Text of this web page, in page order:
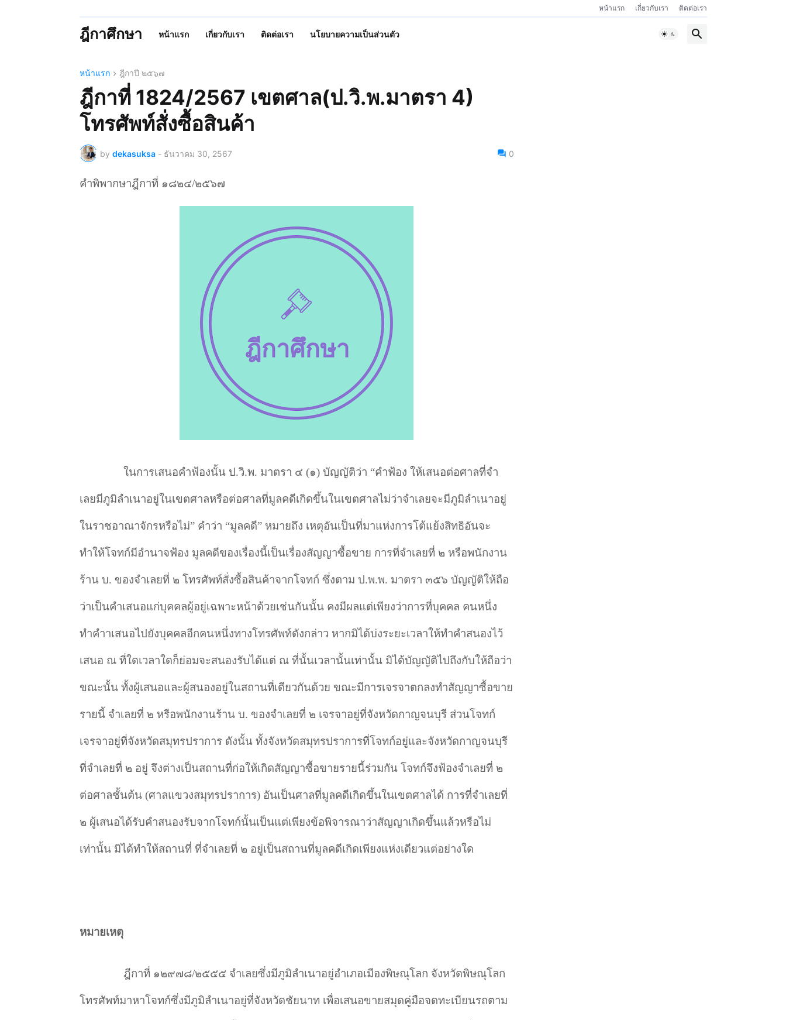
หน้าแรก เกี่ยวกับเรา ติดต่อเรา
ฎีกาศึกษา หน้าแรก เกี่ยวกับเรา ติดต่อเรา นโยบายความเป็นส่วนตัว
หน้าแรก ฎีกาปี ๒๕๖๗
ฎีกาที่ 1824/2567 เขตศาล(ป.วิ.พ.มาตรา 4)
โทรศัพท์สั่งซื้อสินค้า
by dekasuksa - ธันวาคม 30, 2567 0
คำพิพากษาฎีกาที่ ๑๘๒๔/๒๕๖๗
ในการเสนอคําฟ้องนั้น ป.วิ.พ. มาตรา ๔ (๑) บัญญัติว่า “คําฟ้อง ให้เสนอต่อศาลที่จํา
เลยมีภูมิลำเนาอยู่ในเขตศาลหรือต่อศาลที่มูลคดีเกิดขึ้นในเขตศาลไม่ว่าจําเลยจะมีภูมิลำเนาอยู่
ในราชอาณาจักรหรือไม่” คําว่า “มูลคดี” หมายถึง เหตุอันเป็นที่มาแห่งการโต้แย้งสิทธิอันจะ
ทำให้โจทก์มีอำนาจฟ้อง มูลคดีของเรื่องนี้เป็นเรื่องสัญญาซื้อขาย การที่จําเลยที่ ๒ หรือพนักงาน
ร้าน บ. ของจําเลยที่ ๒ โทรศัพท์สั่งซื้อสินค้าจากโจทก์ ซึ่งตาม ป.พ.พ. มาตรา ๓๕๖ บัญญัติให้ถือ
ว่าเป็นคําเสนอแก่บุคคลผู้อยู่เฉพาะหน้าด้วยเช่นกันนั้น คงมีผลแต่เพียงว่าการที่บุคคล คนหนึ่ง
ทำคําาเสนอไปยังบุคคลอีกคนหนึ่งทางโทรศัพท์ดังกล่าว หากมิได้บ่งระยะเวลาให้ทำคำสนองไว้
เสนอ ณ ที่ใดเวลาใดก็ย่อมจะสนองรับได้แต่ ณ ที่นั้นเวลานั้นเท่านั้น มิได้บัญญัติไปถึงกับให้ถือว่า
ขณะนั้น ทั้งผู้เสนอและผู้สนองอยู่ในสถานที่เดียวกันด้วย ขณะมีการเจรจาตกลงทำสัญญาซื้อขาย
รายนี้ จําเลยที่ ๒ หรือพนักงานร้าน บ. ของจําเลยที่ ๒ เจรจาอยู่ที่จังหวัดกาญจนบุรี ส่วนโจทก์
เจรจาอยู่ที่จังหวัดสมุทรปราการ ดังนั้น ทั้งจังหวัดสมุทรปราการที่โจทก์อยู่และจังหวัดกาญจนบุรี
ที่จําเลยที่ ๒ อยู่ จึงต่างเป็นสถานที่ก่อให้เกิดสัญญาซื้อขายรายนี้ร่วมกัน โจทก์จึงฟ้องจําเลยที่ ๒
ต่อศาลชั้นต้น (ศาลแขวงสมุทรปราการ) อันเป็นศาลที่มูลคดีเกิดขึ้นในเขตศาลได้ การที่จําเลยที่
๒ ผู้เสนอได้รับคําสนองรับจากโจทก์นั้นเป็นแต่เพียงข้อพิจารณาว่าสัญญาเกิดขึ้นแล้วหรือไม่
เท่านั้น มิได้ทำให้สถานที่ ที่จําเลยที่ ๒ อยู่เป็นสถานที่มูลคดีเกิดเพียงแห่งเดียวแต่อย่างใด
หมายเหตุ
ฎีกาที่ ๑๒๙๗๘/๒๕๕๕ จำเลยซึ่งมีภูมิลำเนาอยู่อำเภอเมืองพิษณุโลก จังหวัดพิษณุโลก
โทรศัพท์มาหาโจทก์ซึ่งมีภูมิลำเนาอยู่ที่จังหวัดชัยนาท เพื่อเสนอขายสมุดคู่มือจดทะเบียนรถตาม